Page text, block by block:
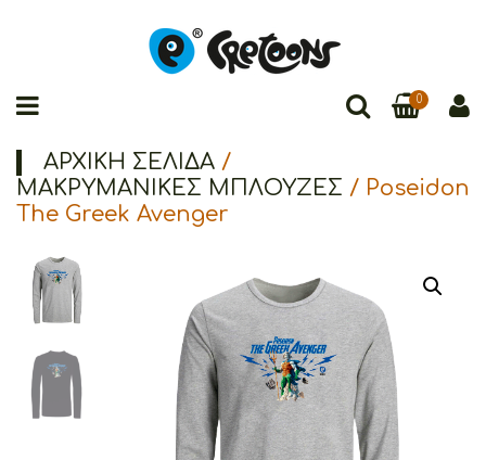
0
ΑΡΧΙΚΉ ΣΕΛΊΔΑ /
ΜΑΚΡΥΜΑΝΙΚΕΣ ΜΠΛΟΥΖΕΣ / Poseidon
The Greek Avenger